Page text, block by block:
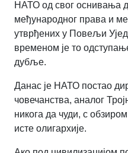
НАТО од свог оснивања
међународног права и
утврђених у Повељи
временом је то
дубље.
Данас је НАТО постао
човечанства, аналог
никога да чуди, с
исте олигархије.